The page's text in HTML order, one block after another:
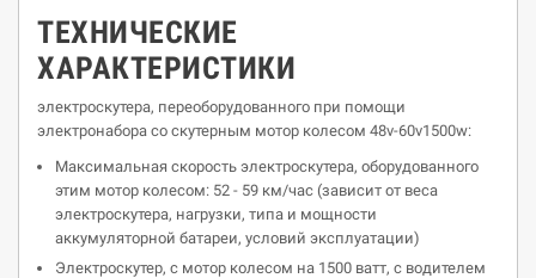
ТЕХНИЧЕСКИЕ
ХАРАКТЕРИСТИКИ
электроскутера, переоборудованного при помощи
электронабора со скутерным мотор колесом 48v-60v1500w:
Максимальная скорость электроскутера, оборудованного
этим мотор колесом: 52 - 59 км/час (зависит от веса
электроскутера, нагрузки, типа и мощности
аккумуляторной батареи, условий эксплуатации)
Электроскутер, с мотор колесом на 1500 ватт, с водителем